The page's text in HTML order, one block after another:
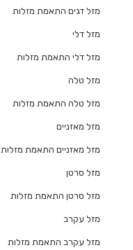
מזל דגים התאמת מזלות
מזל דלי
מזל דלי התאמת מזלות
מזל טלה
מזל טלה התאמת מזלות
מזל מאזניים
מזל מאזניים התאמת מזלות
מזל סרטן
מזל סרטן התאמת מזלות
מזל עקרב
מזל עקרב התאמת מזלות